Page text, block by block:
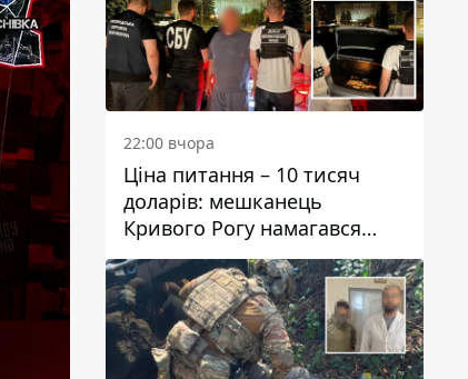
22:00 вчора
Ціна питання – 10 тисяч
доларів: мешканець
Кривого Рогу намагався
переправити чоловіка до
Словаччини